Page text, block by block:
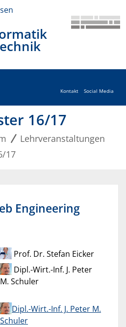
Kontakt Social Media
16/17
Lehrveranstaltungen
17
Engineering
Prof. Dr. Stefan Eicker
Dipl.-Wirt.-Inf. J. Peter
M. Schuler
Dipl.-Wirt.-Inf. J. Peter M.
Schuler